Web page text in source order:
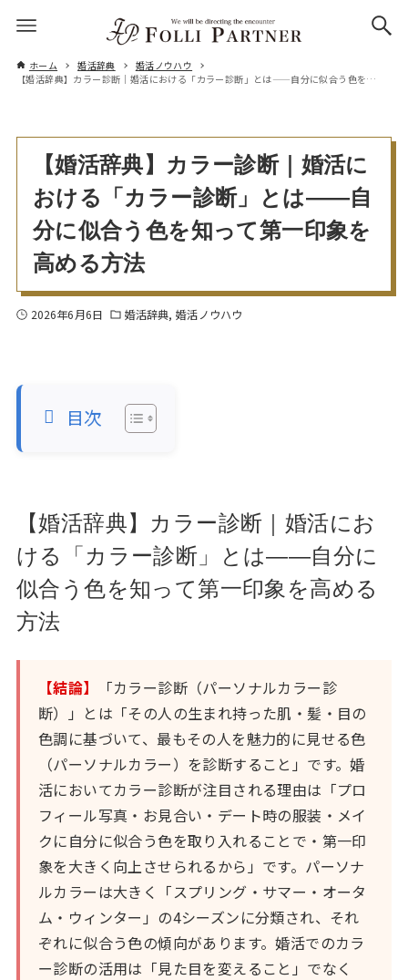
ホーム 婚活辞典
婚活ノウハウ
【婚活辞典】カラー診断｜婚活における「カラー診断」とは——自分に似合う色を知って第一印象を高める方法
【婚活辞典】カラー診断｜婚活に
おける「カラー診断」とは——自
分に似合う色を知って第一印象を
高める方法
2026年6月6日 婚活辞典 婚活ノウハウ
目次
【婚活辞典】カラー診断｜婚活にお
ける「カラー診断」とは——自分に
似合う色を知って第一印象を高める
方法
【結論】
「カラー診断（パーソナルカラー診
断）」とは「その人の生まれ持った肌・髪・目の
色調に基づいて、最もその人を魅力的に見せる色
（パーソナルカラー）を診断すること」です。婚
活においてカラー診断が注目される理由は「プロ
フィール写真・お見合い・デート時の服装・メイ
クに自分に似合う色を取り入れることで・第一印
象を大きく向上させられるから」です。パーソナ
ルカラーは大きく「スプリング・サマー・オータ
ム・ウィンター」の4シーズンに分類され、それ
ぞれに似合う色の傾向があります。婚活でのカラ
ー診断の活用は「見た目を変えること」でなく